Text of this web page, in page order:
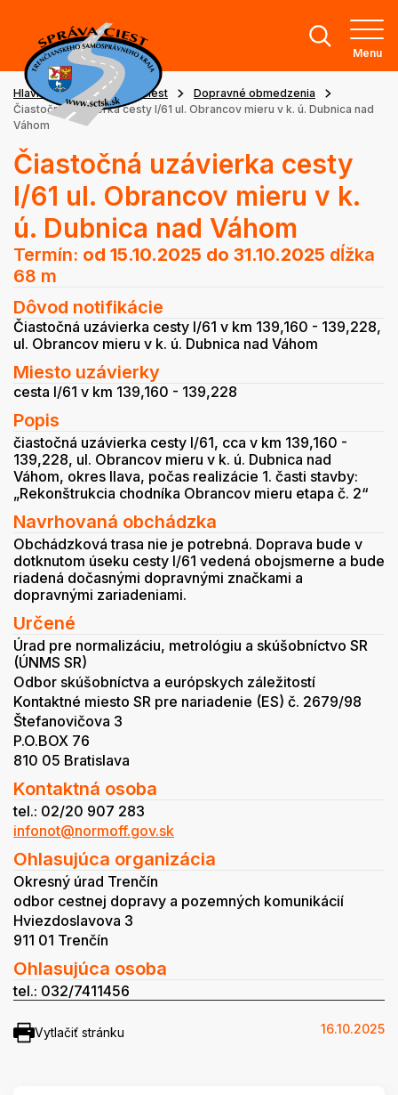
Menu
Hlavná stránka Stav ciest
Dopravné obmedzenia
Čiastočná uzávierka cesty I/61 ul. Obrancov mieru v k. ú. Dubnica nad
Váhom
Čiastočná uzávierka cesty
I/61 ul. Obrancov mieru v k.
ú. Dubnica nad Váhom
Termín: od 15.10.2025 do 31.10.2025 dĺžka
68 m
Dôvod notifikácie
Čiastočná uzávierka cesty I/61 v km 139,160 - 139,228,
ul. Obrancov mieru v k. ú. Dubnica nad Váhom
Miesto uzávierky
cesta I/61 v km 139,160 - 139,228
Popis
čiastočná uzávierka cesty I/61, cca v km 139,160 -
139,228, ul. Obrancov mieru v k. ú. Dubnica nad
Váhom, okres Ilava, počas realizácie 1. časti stavby:
„Rekonštrukcia chodníka Obrancov mieru etapa č. 2“
Navrhovaná obchádzka
Obchádzková trasa nie je potrebná. Doprava bude v
dotknutom úseku cesty I/61 vedená obojsmerne a bude
riadená dočasnými dopravnými značkami a
dopravnými zariadeniami.
Určené
Úrad pre normalizáciu, metrológiu a skúšobníctvo SR
(ÚNMS SR)
Odbor skúšobníctva a európskych záležitostí
Kontaktné miesto SR pre nariadenie (ES) č. 2679/98
Štefanovičova 3
P.O.BOX 76
810 05 Bratislava
Kontaktná osoba
tel.: 02/20 907 283
infonot@normoff.gov.sk
Ohlasujúca organizácia
Okresný úrad Trenčín
odbor cestnej dopravy a pozemných komunikácií
Hviezdoslavova 3
911 01 Trenčín
Ohlasujúca osoba
tel.: 032/7411456
Vytlačiť stránku 16.10.2025